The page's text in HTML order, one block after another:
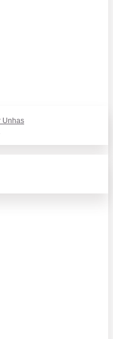
Unhas